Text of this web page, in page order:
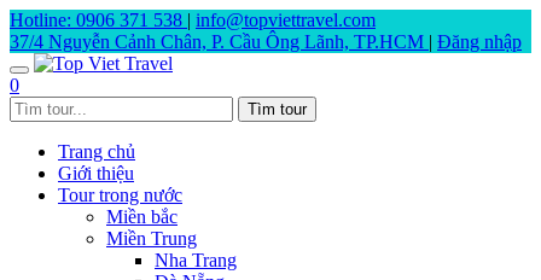
Hotline: 0906 371 538 | info@topviettravel.com
37/4 Nguyễn Cảnh Chân, P. Cầu Ông Lãnh, TP.HCM | Đăng nhập
0
Trang chủ
Giới thiệu
Tour trong nước
Miền bắc
Miền Trung
Nha Trang